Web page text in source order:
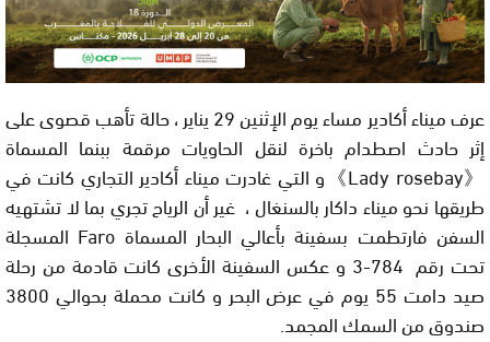
عرف ميناء أكادير مساء يوم الإثنين 29 يناير ، حالة تأهب قصوى على
إثر حادث اصطدام باخرة لنقل الحاويات مرقمة ببنما المسماة
《Lady rosebay》و التي غادرت ميناء أكادير التجاري كانت في
طريقها نحو ميناء داكار بالسنغال ، غير أن الرياح تجري بما لا تشتهيه
السفن فارتطمت بسفينة بأعالي البحار المسماة Faro المسجلة
تحت رقم 784-3 و عكس السفينة الأخرى كانت قادمة من رحلة
صيد دامت 55 يوم في عرض البحر و كانت محملة بحوالي 3800
صندوق من السمك المجمد.